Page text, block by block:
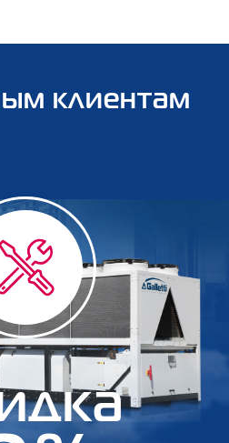
клиентам